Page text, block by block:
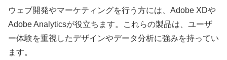
ウェブ開発やマーケティングを行う方には、Adobe XDや
Adobe Analyticsが役立ちます。これらの製品は、ユーザ
ー体験を重視したデザインやデータ分析に強みを持ってい
ます。